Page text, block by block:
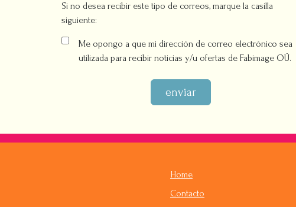
Si no desea recibir este tipo de correos, marque la casilla
siguiente:
Me opongo a que mi dirección de correo electrónico sea
utilizada para recibir noticias y/u ofertas de Fabimage OÜ.
enviar
Home
Contacto